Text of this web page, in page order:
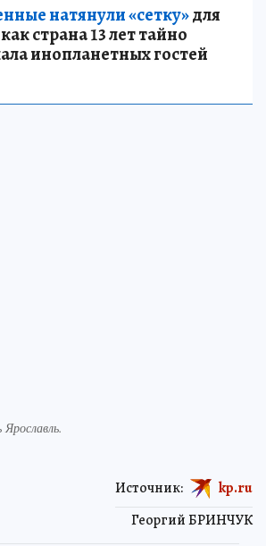
натянули «сетку»для
страна 13 лет тайно
инопланетных гостей
Георгий БРИНЧУК
Источник: kp.ru